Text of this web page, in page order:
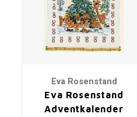
Eva Rosenstand
Eva Rosenstand
Adventkalender